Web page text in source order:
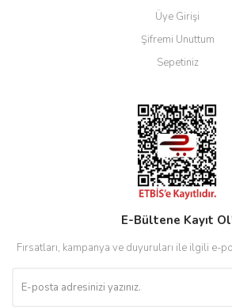
Üye Girişi
Şifremi Unuttum
Sepetiniz
E-Bültene Kayıt
Fırsatları, kampanya ve duyuruları ile ilgili e-